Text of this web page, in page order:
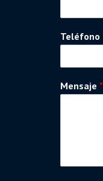
Teléfono
Mensaje *